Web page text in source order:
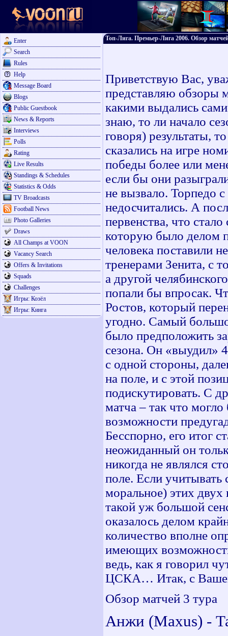
Enter
Search
Rules
Help
Message Board
Blogs
Public Guestbook
News & Reports
Interviews
Polls
Rating
Live Results
Standings & Schedules
Statistics & Odds
TV Broadcasts
Football News
Photo Galleries
Draws
All Champs at VOON
Vacancy Search
Offers & Invitations
Squads
Challenges
Игры: Козёл
Игры: Кинга
Топ-Лига. Премьер-Лига 2006. Обзор
Приветствую Вас,
представляю обзоры
какими выдались
знаю, то ли начало
говоря) результаты,
сказались на игре
победы более или
если бы они
не вызвало. Торпедо
недосчитались. А
первенства, что
которую было делом
человека поставили
тренерами Зенита, с
а другой
попали бы впросак.
Ростов, который
угодно. Самый
было предположить
сезона. Он «выудил»
с одной стороны,
на поле, и с этой
подискутировать. С
матча – так что
возможности
Бесспорно, его итог
неожиданный он
никогда не являлся
поле. Если учитывать
моральное) этих
такой уж большой
оказалось делом
количество вполне
имеющих
ведь, как я говорил
ЦСКА… Итак, с
Обзор матчей 3 тура
Анжи (Maxus) -